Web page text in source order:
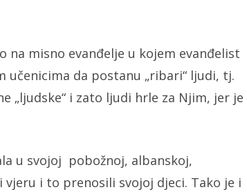
misno evanđelje u kojem evanđelist
učenicima da postanu „ribari“ ljudi, tj.
„ljudske“ i zato ljudi hrle za Njim, jer je
u svojoj pobožnoj, albanskoj,
i to prenosili svojoj djeci. Tako je i